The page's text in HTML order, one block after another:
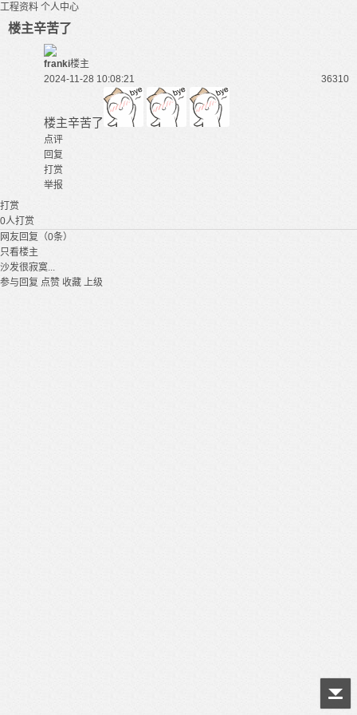
工程资料 个人中心
楼主辛苦了
franki楼主
2024-11-28 10:08:21
36310
楼主辛苦了
点评
回复
打赏
举报
打赏
0人打赏
网友回复（0条）
只看楼主
沙发很寂寞...
参与回复 点赞 收藏 上级